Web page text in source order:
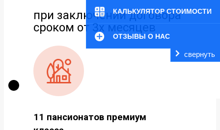
КАЛЬКУЛЯТОР СТОИМОСТИ
ОТЗЫВЫ О НАС
свернуть
при заключении договора
сроком от 3х месяцев
11 пансионатов премиум